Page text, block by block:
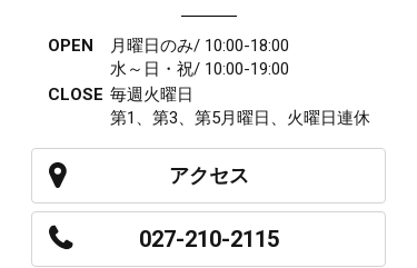
OPEN
月曜日のみ/ 10:00-18:00
水～日・祝/ 10:00-19:00
CLOSE 毎週火曜日
第1、第3、第5月曜日、火曜日連休
アクセス
027-210-2115